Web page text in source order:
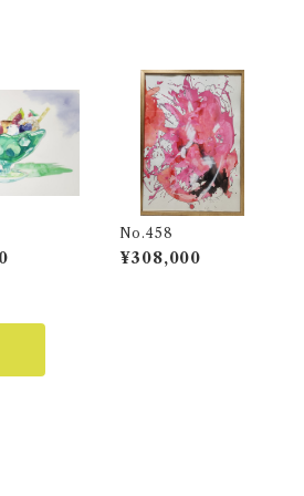
No.458
¥308,000